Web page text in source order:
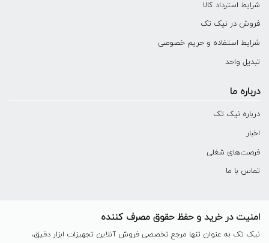
شرایط استرداد کالا
فروش در نیک تک
شرایط استفاده و حریم خصوصی
تبدیل واحد
درباره ما
درباره نیک تک
اخبار
فرصت‌های شغلی
تماس با ما
امنیت در خرید و حفظ حقوق مصرف کننده
نیک تک به عنوان تنها مرجع تخصصی فروش آنلاین تجهیزات ابزار دقیق،